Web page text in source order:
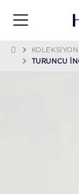
KOLEKSIYON
TURUNCU